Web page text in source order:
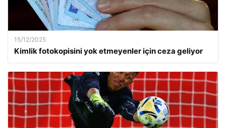
15/12/2025
Kimlik fotokopisini yok etmeyenler için ceza geliyor